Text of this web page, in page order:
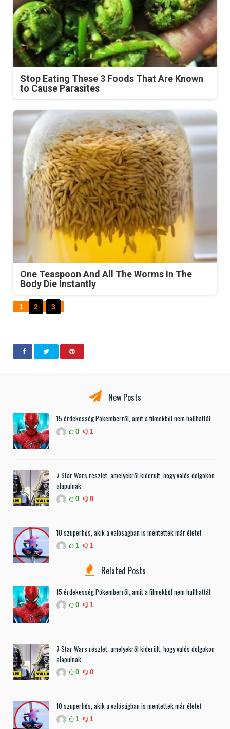
Stop Eating These 3 Foods That Are Known
to Cause Parasites
One Teaspoon And All The Worms In The
Body Die Instantly
1 2 3
New Posts
15 érdekesség Pókemberről, amit a filmekből nem hallhattál
0 1
7 Star Wars részlet, amelyekről kiderült, hogy valós dolgokon
alapulnak
0 0
10 szuperhős, akik a valóságban is mentettek már életet
1 1
Related Posts
15 érdekesség Pókemberről, amit a filmekből nem hallhattál
0 1
7 Star Wars részlet, amelyekről kiderült, hogy valós dolgokon
alapulnak
0 0
10 szuperhős, akik a valóságban is mentettek már életet
1 1